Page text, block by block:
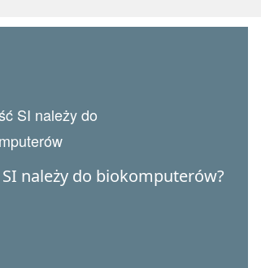
SI należy do biokomputerów?